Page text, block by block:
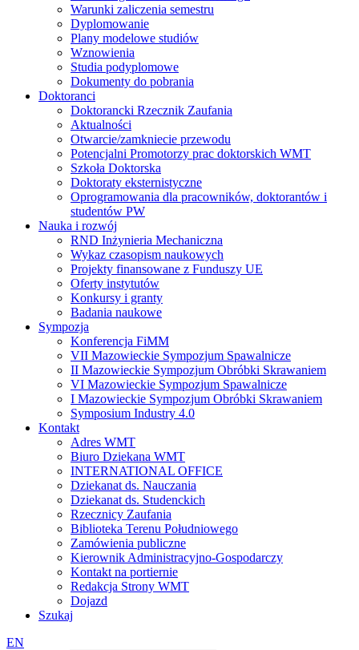
Warunki zaliczenia semestru
Dyplomowanie
Plany modelowe studiów
Wznowienia
Studia podyplomowe
Dokumenty do pobrania
Doktoranci
Doktorancki Rzecznik Zaufania
Aktualności
Otwarcie/zamkniecie przewodu
Potencjalni Promotorzy prac doktorskich WMT
Szkoła Doktorska
Doktoraty eksternistyczne
Oprogramowania dla pracowników, doktorantów i
studentów PW
Nauka i rozwój
RND Inżynieria Mechaniczna
Wykaz czasopism naukowych
Projekty finansowane z Funduszy UE
Oferty instytutów
Konkursy i granty
Badania naukowe
Sympozja
Konferencja FiMM
VII Mazowieckie Sympozjum Spawalnicze
II Mazowieckie Sympozjum Obróbki Skrawaniem
VI Mazowieckie Sympozjum Spawalnicze
I Mazowieckie Sympozjum Obróbki Skrawaniem
Symposium Industry 4.0
Kontakt
Adres WMT
Biuro Dziekana WMT
INTERNATIONAL OFFICE
Dziekanat ds. Nauczania
Dziekanat ds. Studenckich
Rzecznicy Zaufania
Biblioteka Terenu Południowego
Zamówienia publiczne
Kierownik Administracyjno-Gospodarczy
Kontakt na portiernie
Redakcja Strony WMT
Dojazd
Szukaj
EN